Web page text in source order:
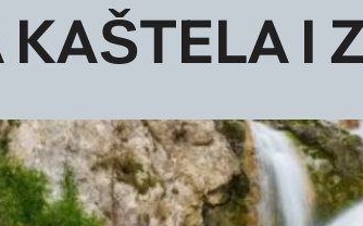
KAŠTELA I